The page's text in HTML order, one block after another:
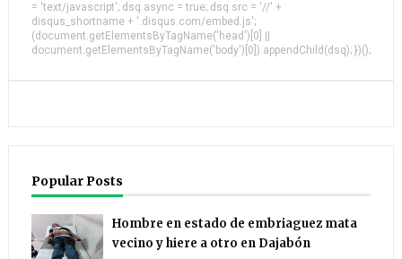
= 'text/javascript'; dsq.async = true; dsq.src = '//' +
disqus_shortname + '.disqus.com/embed.js';
(document.getElementsByTagName('head')[0] ||
document.getElementsByTagName('body')[0]).appendChild(dsq); })();
Popular Posts
Hombre en estado de embriaguez mata
vecino y hiere a otro en Dajabón